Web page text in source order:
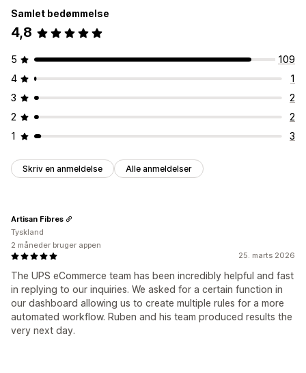
Samlet bedømmelse
4,8
5
109
4
1
3
2
2
2
1
3
Skriv en anmeldelse Alle anmeldelser
25. marts 2026
The UPS eCommerce team has been incredibly helpful and fast
in replying to our inquiries. We asked for a certain function in
our dashboard allowing us to create multiple rules for a more
automated workflow. Ruben and his team produced results the
very next day.
Artisan Fibres
Tyskland
2 måneder bruger appen